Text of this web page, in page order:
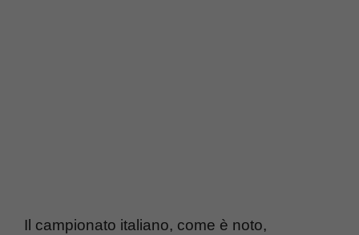
Il campionato italiano, come è noto,